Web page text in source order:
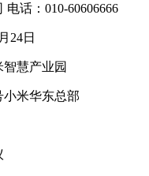
话：010-60606666
24日
慧产业园
米华东总部